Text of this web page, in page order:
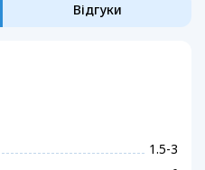
Відгуки
1.5-3